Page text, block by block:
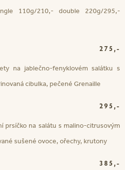
110g/210,- double 220g/295,-
na jablečno-fenyklovém salátku s
cibulka, pečené Grenaille
275,-
prsíčko na salátu s malino-citrusovým
sušené ovoce, ořechy, krutony
295,-
385,-